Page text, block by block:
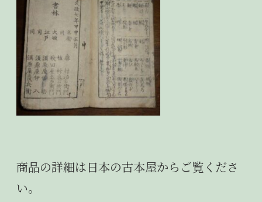
商品の詳細は 日本の古本屋からご覧くださ
い。